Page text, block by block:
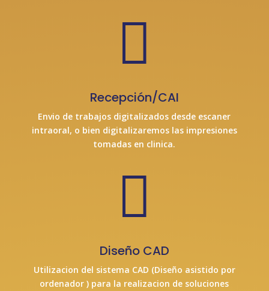

Recepción/CAI
Envio de trabajos digitalizados desde escaner
intraoral, o bien digitalizaremos las impresiones
tomadas en clinica.

Diseño CAD
Utilizacion del sistema CAD (Diseño asistido por
ordenador ) para la realizacion de soluciones